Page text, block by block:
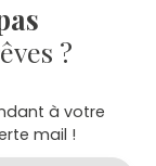
?
à votre
mail !